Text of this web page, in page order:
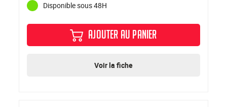
Disponible sous 48H
AJOUTER AU PANIER
Voir la fiche